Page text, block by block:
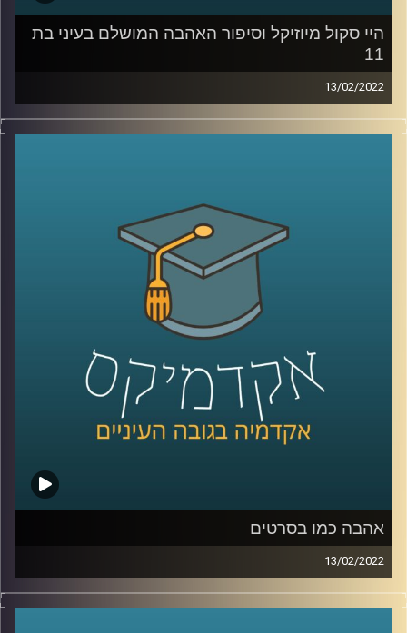
היי סקול מיוזיקל וסיפור האהבה המושלם בעיני בת
11
13/02/2022
רובנו צפינו בילדותינו סרטי דיסני ושמענו אגדות לפני השינה.
ד"ר שירי רזניק, פסיכולוגית חברתית וחוקרת תקשורת, בדקה
הפריפריה את הסרט "היי סקול מיוזיקל" לאופן בו הסרט פורש
על ידי בנות המרכז?
האזינו להמשך השיחה שקיימתי עם ד"ר שירי רזניק, מרצת
הקורס ייצוגים של אהבה וזוגיות בתרבות הפופולארית.
לשיחה עם ד"ר שירי רזניק על "אהבה כמו בסרטים" –
לשיחה עם ד"ר שירי רזניק על אהבה וצרכנות –לחצו כאן
אהבה כמו בסרטים
13/02/2022
כולם רוצים אהבה כמו בסרטים, כזאת שממבט ראשון יודעים
בה ש"זה-זה". אבל מהי בעצם אותה אהבה הוליוודית ומה הבעיה